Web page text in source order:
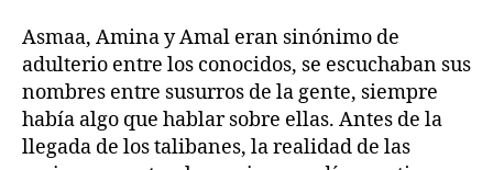
Asmaa, Amina y Amal eran sinónimo de
adulterio entre los conocidos, se escuchaban sus
nombres entre susurros de la gente, siempre
había algo que hablar sobre ellas. Antes de la
llegada de los talibanes, la realidad de las